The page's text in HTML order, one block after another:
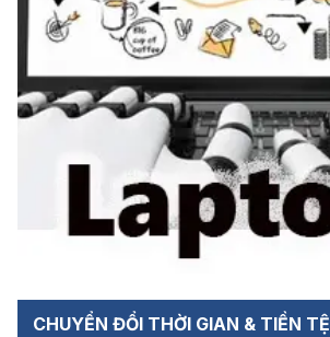
CHUYỂN ĐỔI THỜI GIAN & TIỀN TỆ